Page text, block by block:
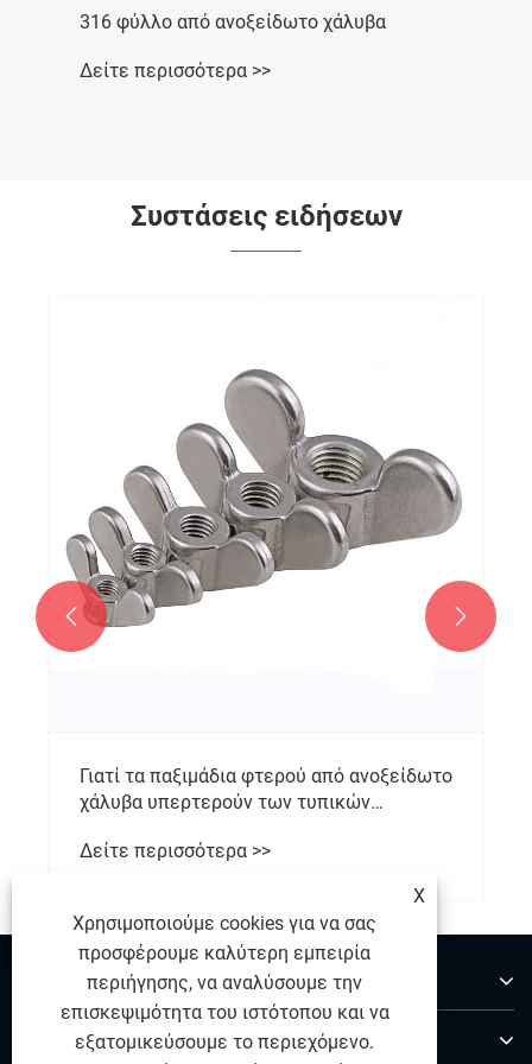
316 φύλλο από ανοξείδωτο χάλυβα
Δείτε περισσότερα >>
Συστάσεις ειδήσεων
Γιατί τα παξιμάδια φτερού από ανοξείδωτο
χάλυβα υπερτερούν των τυπικών
Δείτε περισσότερα >>
 
Σχετικά με εμάς
Προϊόντα
X
Χρησιμοποιούμε cookies για να σας
προσφέρουμε καλύτερη εμπειρία
περιήγησης, να αναλύσουμε την
επισκεψιμότητα του ιστότοπου και να
εξατομικεύσουμε το περιεχόμενο.